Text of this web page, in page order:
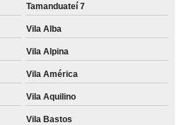
Tamanduateí 7
Vila Alba
Vila Alpina
Vila América
Vila Aquilino
Vila Bastos